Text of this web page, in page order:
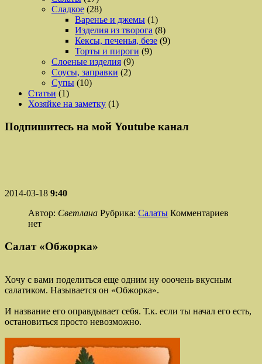
Сладкое (28)
Варенье и джемы (1)
Изделия из творога (8)
Кексы, печенья, безе (9)
Торты и пироги (9)
Слоеные изделия (9)
Соусы, заправки (2)
Супы (10)
Статьи (1)
Хозяйке на заметку (1)
Подпишитесь на мой Youtube канал
2014-03-18 9:40
Автор: Светлана Рубрика: Салаты Комментариев
нет
Салат «Обжорка»
Хочу с вами поделиться еще одним ну ооочень вкусным
салатиком. Называется он «Обжорка».
И название его оправдывает себя. Т.к. если ты начал его есть,
остановиться просто невозможно.